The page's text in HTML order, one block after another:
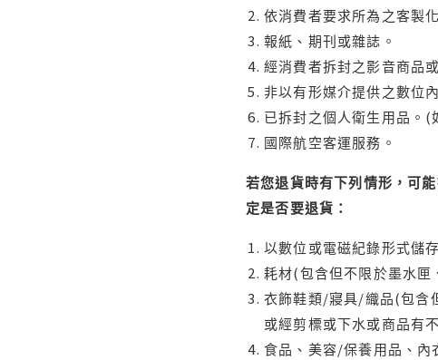
依消費者要求所為之客製
報紙、期刊或雜誌。
經消費者拆封之影音商品
非以有形媒介提供之數位
已拆封之個人衛生用品。
國際航空客運服務。
若您退貨時有下列情形，可
定是否要退貨：
以數位或電磁紀錄形式儲
耗材(包含但不限於墨水匣
衣飾鞋類/寢具/織品(包含
或經剪標或下水或商品有
食品、美容/保養用品、內